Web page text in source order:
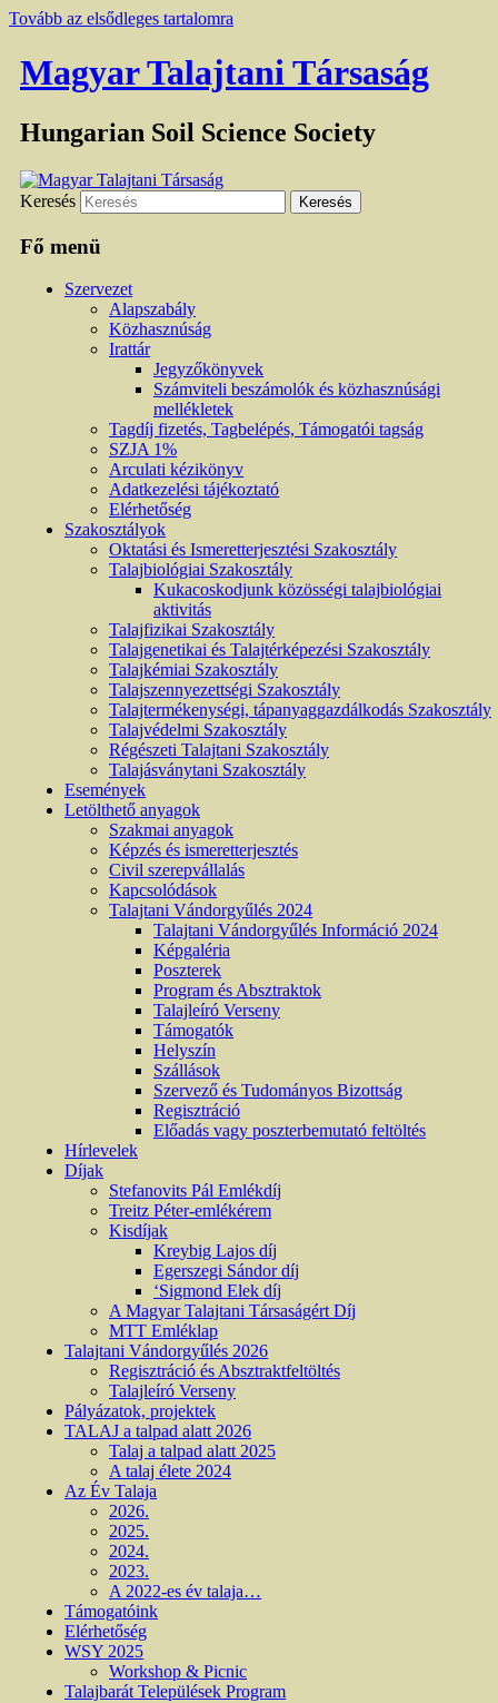
Tovább az elsődleges tartalomra
Magyar Talajtani Társaság
Hungarian Soil Science Society
Keresés
Fő menü
Szervezet
Alapszabály
Közhasznúság
Irattár
Jegyzőkönyvek
Számviteli beszámolók és közhasznúsági
mellékletek
Tagdíj fizetés, Tagbelépés, Támogatói tagság
SZJA 1%
Arculati kézikönyv
Adatkezelési tájékoztató
Elérhetőség
Szakosztályok
Oktatási és Ismeretterjesztési Szakosztály
Talajbiológiai Szakosztály
Kukacoskodjunk közösségi talajbiológiai
aktivitás
Talajfizikai Szakosztály
Talajgenetikai és Talajtérképezési Szakosztály
Talajkémiai Szakosztály
Talajszennyezettségi Szakosztály
Talajtermékenységi, tápanyaggazdálkodás Szakosztály
Talajvédelmi Szakosztály
Régészeti Talajtani Szakosztály
Talajásványtani Szakosztály
Események
Letölthető anyagok
Szakmai anyagok
Képzés és ismeretterjesztés
Civil szerepvállalás
Kapcsolódások
Talajtani Vándorgyűlés 2024
Talajtani Vándorgyűlés Információ 2024
Képgaléria
Poszterek
Program és Absztraktok
Talajleíró Verseny
Támogatók
Helyszín
Szállások
Szervező és Tudományos Bizottság
Regisztráció
Előadás vagy poszterbemutató feltöltés
Hírlevelek
Díjak
Stefanovits Pál Emlékdíj
Treitz Péter-emlékérem
Kisdíjak
Kreybig Lajos díj
Egerszegi Sándor díj
‘Sigmond Elek díj
A Magyar Talajtani Társaságért Díj
MTT Emléklap
Talajtani Vándorgyűlés 2026
Regisztráció és Absztraktfeltöltés
Talajleíró Verseny
Pályázatok, projektek
TALAJ a talpad alatt 2026
Talaj a talpad alatt 2025
A talaj élete 2024
Az Év Talaja
2026.
2025.
2024.
2023.
A 2022-es év talaja…
Támogatóink
Elérhetőség
WSY 2025
Workshop & Picnic
Talajbarát Települések Program